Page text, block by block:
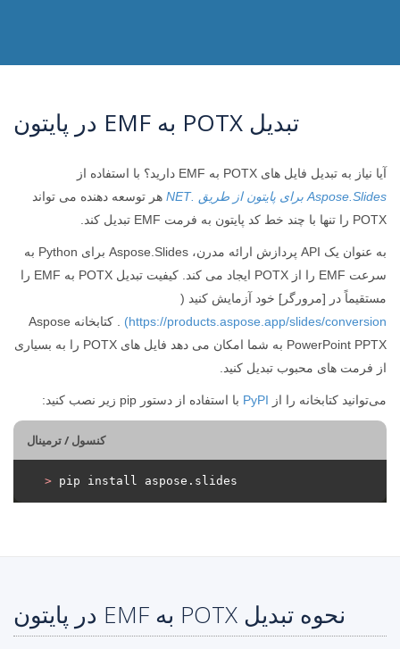
تبدیل POTX به EMF در پایتون
آیا نیاز به تبدیل فایل های POTX به EMF دارید؟ با استفاده از
Aspose.Slides برای پایتون از طریق .NET
هر توسعه دهنده می تواند
POTX را تنها با چند خط کد پایتون به فرمت EMF تبدیل کند.
به عنوان یک API پردازش ارائه مدرن، Aspose.Slides برای Python به
سرعت EMF را از POTX ایجاد می کند. کیفیت تبدیل POTX به EMF را
مستقیماً در [مرورگر] خود آزمایش کنید (
https://products.aspose.app/slides/conversion)
. کتابخانه Aspose
PowerPoint PPTX به شما امکان می دهد فایل های POTX را به بسیاری
از فرمت های محبوب تبدیل کنید.
می‌توانید کتابخانه را از PyPI با استفاده از دستور pip زیر نصب کنید:
کنسول / ترمینال
> pip install aspose.slides
نحوه تبدیل POTX به EMF در پایتون